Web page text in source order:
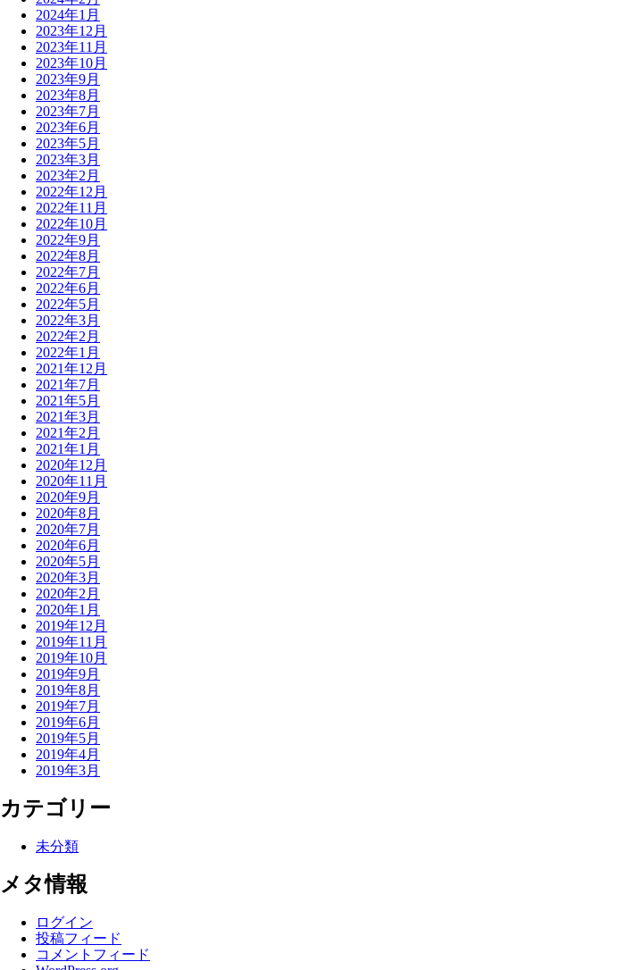
2024年1月
2023年12月
2023年11月
2023年10月
2023年9月
2023年8月
2023年7月
2023年6月
2023年5月
2023年3月
2023年2月
2022年12月
2022年11月
2022年10月
2022年9月
2022年8月
2022年7月
2022年6月
2022年5月
2022年3月
2022年2月
2022年1月
2021年12月
2021年7月
2021年5月
2021年3月
2021年2月
2021年1月
2020年12月
2020年11月
2020年9月
2020年8月
2020年7月
2020年6月
2020年5月
2020年3月
2020年2月
2020年1月
2019年12月
2019年11月
2019年10月
2019年9月
2019年8月
2019年7月
2019年6月
2019年5月
2019年4月
2019年3月
カテゴリー
未分類
メタ情報
ログイン
投稿フィード
コメントフィード